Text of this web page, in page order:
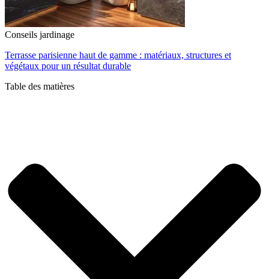
Conseils jardinage
Terrasse parisienne haut de gamme : matériaux, structures et
végétaux pour un résultat durable
Table des matières